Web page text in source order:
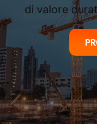
di valore